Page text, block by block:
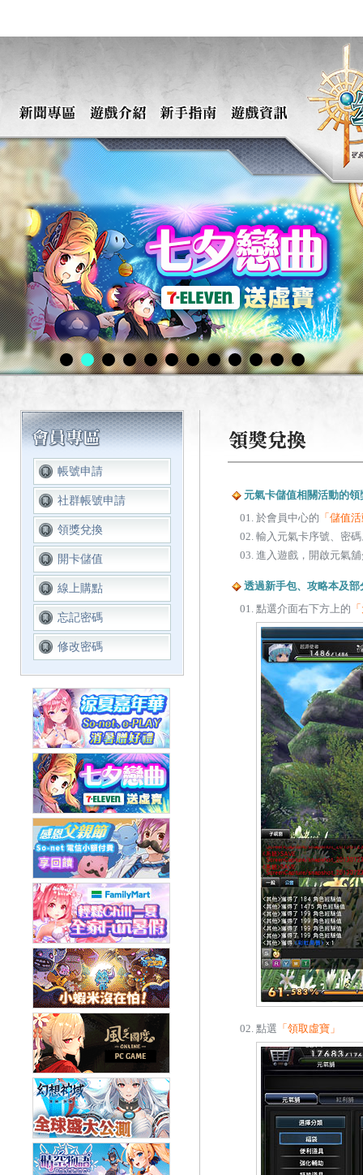
元氣卡儲值相關活動的領
於會員中心的 「儲值
輸入元氣卡序號、密
進入遊戲，開啟元氣
透過新手包、攻略本及
點選介面右下方上的
點選 「領取虛寶」
帳號申請
社群帳號申請
領獎兌換
開卡儲值
線上購點
忘記密碼
修改密碼